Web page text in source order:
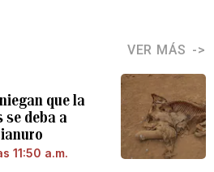
VER MÁS
que la
se deba a
11:50 a.m.